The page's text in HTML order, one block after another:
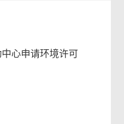
心申请环境许可